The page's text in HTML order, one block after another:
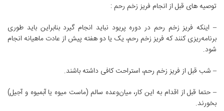
توصیه های قبل از انجام فریز زخم رحم :
– اینکه فریز زخم رحم در دوره پریود نباید انجام گیرد بنابراین باید طوری
برنامه‌ریزی کنند که فریز زخم رحم، یک یا دو هفته پیش از عادت ماهیانه انجام
شود.
– شب قبل از فریز زخم رحم، استراحت کافی داشته باشند.
– حتما قبل از اقدام به این کار، میان‌وعده سالم (ماست میوه یا آبمیوه و آجیل)
بخورند.